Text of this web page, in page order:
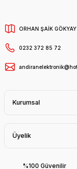
ORHAN ŞAİK
0232 372 85 72
Kurumsal
Üyelik
%100 Güvenilir